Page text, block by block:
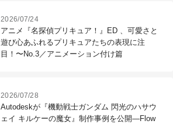
2026/07/24
アニメ『名探偵プリキュア！』ED 、可愛さと
遊び心あふれるプリキュアたちの表現に注
目！〜No.3／アニメーション付け篇
2026/07/28
Autodeskが『機動戦士ガンダム 閃光のハサウ
ェイ キルケーの魔女』制作事例を公開―Flow